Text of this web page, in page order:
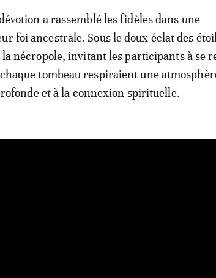
a rassemblé les fidèles dans une
foi ancestrale. Sous le doux éclat des
la nécropole, invitant les participants à se
tombeau respiraient une
et à la connexion spirituelle.